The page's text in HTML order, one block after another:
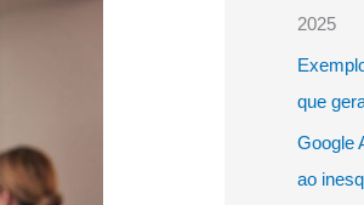
s
2025
que
Google
ao